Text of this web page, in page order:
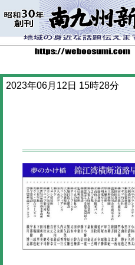
2023年06月12日 15時28分